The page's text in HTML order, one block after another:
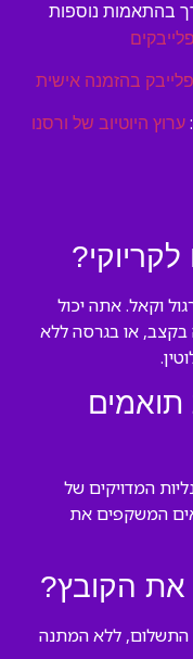
בהתאמות נוספות
בהזמנה אישית
ערוץ היוטיוב של ורסנו
וקאל. אתה יכול
או בגרסה ללא
תואמים
המדויקים של
המשקפים את
את הקובץ?
התשלום, ללא המתנה